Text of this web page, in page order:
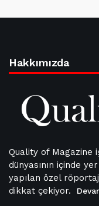
Hakkımızda
Quality of Magazine
dünyasının içinde
yapılan özel
dikkat çekiyor.